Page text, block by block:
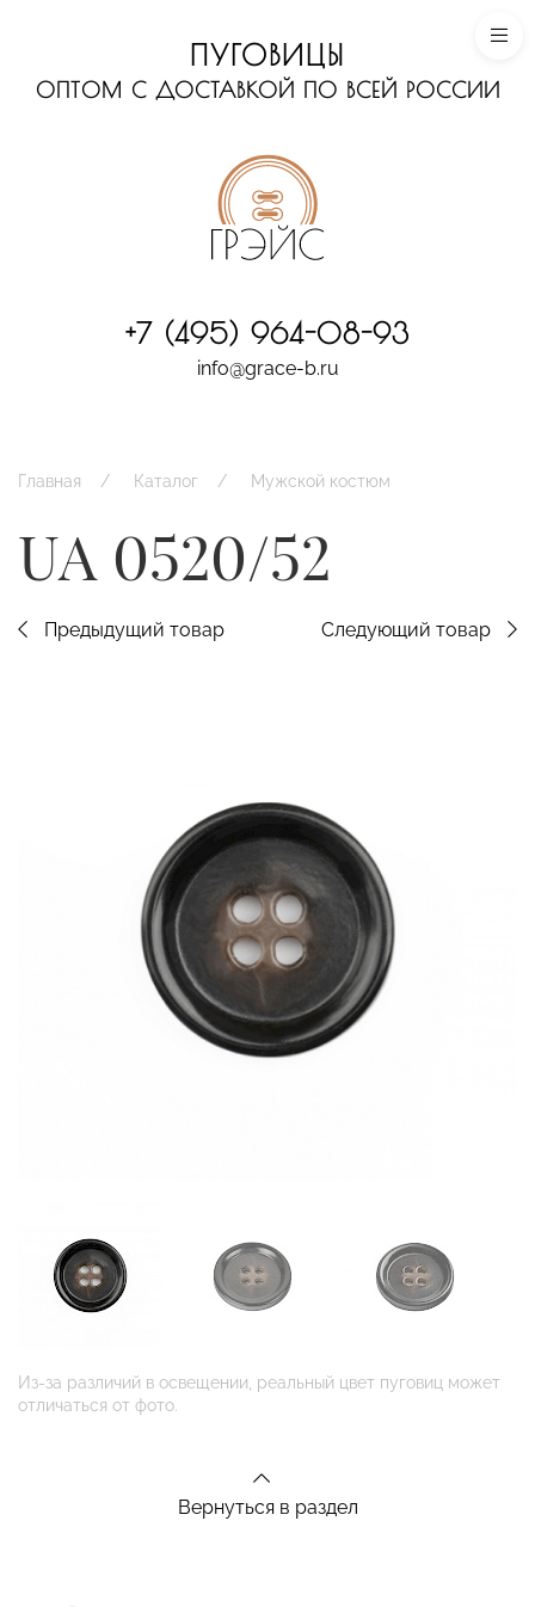
ПУГОВИЦЫ
ОПТОМ С ДОСТАВКОЙ ПО ВСЕЙ РОССИИ
+7 (495) 964-08-93
info@grace-b.ru
Главная Каталог Мужской костюм
UA 0520/52
Предыдущий товар Следующий товар
Из-за различий в освещении, реальный цвет пуговиц может
отличаться от фото.
Вернуться в раздел